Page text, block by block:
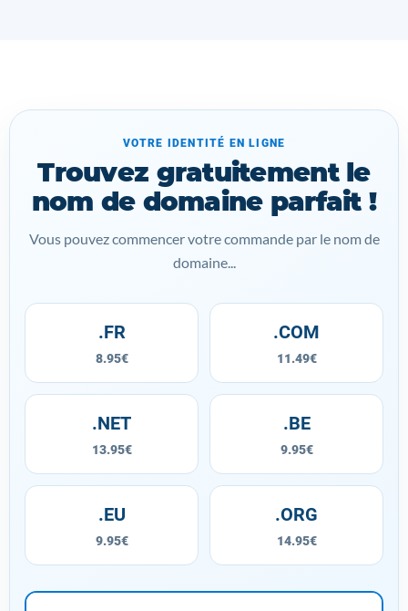
VOTRE IDENTITÉ EN LIGNE
Trouvez gratuitement le
nom de domaine parfait !
Vous pouvez commencer votre commande par le nom de
domaine...
.FR
8.95€
.COM
11.49€
.NET
13.95€
.BE
9.95€
.EU
9.95€
.ORG
14.95€
mondomaine.com